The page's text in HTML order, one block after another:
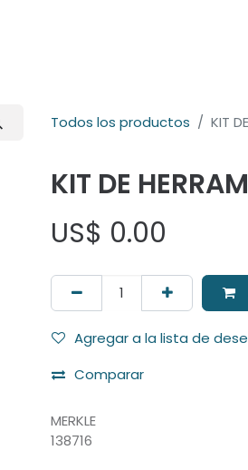
Todos los productos KIT
KIT DE
US$ 0.00
Agregar a la lista de
Comparar
MERKLE
138716